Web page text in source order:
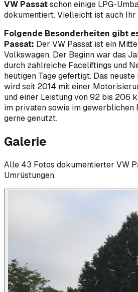
VW Passatschon einige LPG-
dokumentiert. Vielleicht ist auch
Folgende Besonderheiten gibt
Passat: Der VW Passat ist ein
Volkswagen. Der Beginn war das
durch zahlreiche Faceliftings und
heutigen Tage gefertigt. Das
wird seit 2014 mit einer
und einer Leistung von 92 bis 206
im privaten sowie im gewerblichen
gerne genutzt.
Galerie
Alle 43 Fotos dokumentierter VW
Umrüstungen.